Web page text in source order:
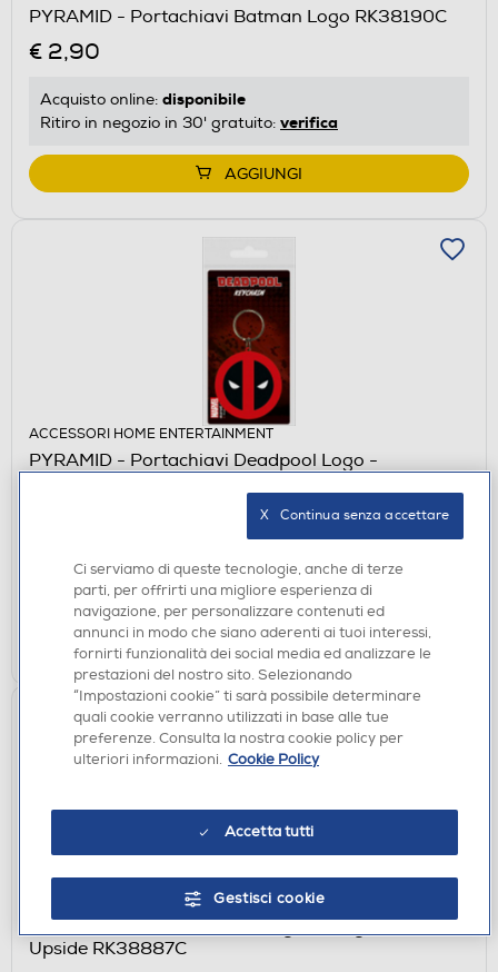
PYRAMID - Portachiavi Batman Logo RK38190C
€ 2,90
Acquisto online: disponibile
Ritiro in negozio in 30' gratuito: verifica
AGGIUNGI
ACCESSORI HOME ENTERTAINMENT
PYRAMID - Portachiavi Deadpool Logo -
Acquisto online:disponibile
Ritiro in negozio in 30' gratuito: verifica
AGGIUNGI
ACCESSORI HOME ENTERTAINMENT
PYRAMID - Portachiavi Stranger Things Stuck
Upside RK38887C
Ci serviamo di queste tecnologie, anche di terze
parti, per offrirti una migliore esperienza di
navigazione, per personalizzare contenuti ed
annunci in modo che siano aderenti ai tuoi interessi,
fornirti funzionalità dei social media ed analizzare le
prestazioni del nostro sito. Selezionando
“Impostazioni cookie” ti sarà possibile determinare
quali cookie verranno utilizzati in base alle tue
preferenze. Consulta la nostra cookie policy per
ulteriori informazioni. Cookie Policy
Accetta tutti
Gestisci cookie
X   Continua senza accettare